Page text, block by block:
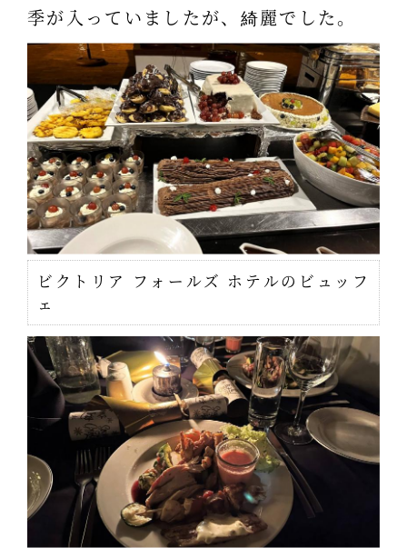
季が入っていましたが、綺麗でした。
ビクトリア フォールズ ホテルのビュッフ
ェ